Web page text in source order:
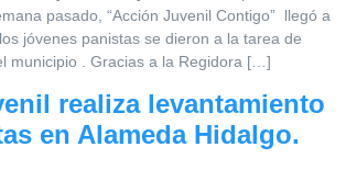
pasado, “Acción Juvenil Contigo” llegó a
jóvenes panistas se dieron a la tarea de
municipio . Gracias a la Regidora […]
realiza levantamiento
en Alameda Hidalgo.